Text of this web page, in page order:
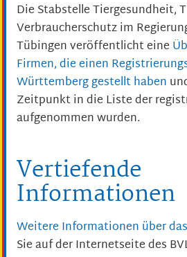
Die StabstelleTiergesundheit,
Verbraucherschutzim
Tübingen veröffentlicht eine
Firmen, die einen
Württemberg gestellt haben
Zeitpunkt in die Liste der
aufgenommen wurden.
Vertiefende
Informationen
Weitere Informationen über
Sie auf der Internetseite des